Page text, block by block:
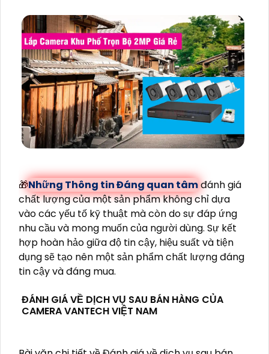
🎁Những Thông tin Đáng quan tâmđánh giá
chất lượng của một sản phẩm không chỉ dựa
vào các yếu tố kỹ thuật mà còn do sự đáp ứng
nhu cầu và mong muốn của người dùng. Sự kết
hợp hoàn hảo giữa độ tin cậy, hiệu suất và tiện
dụng sẽ tạo nên một sản phẩm chất lượng đáng
tin cậy và đáng mua.
ĐÁNH GIÁ VỀ DỊCH VỤ SAU BÁN HÀNG CỦA
CAMERA VANTECH VIỆT NAM